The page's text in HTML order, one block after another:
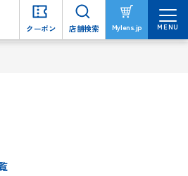
クーポン 店舗検索 Mylens.jp MENU
クーポン 店舗検索 Mylens.jp MENU